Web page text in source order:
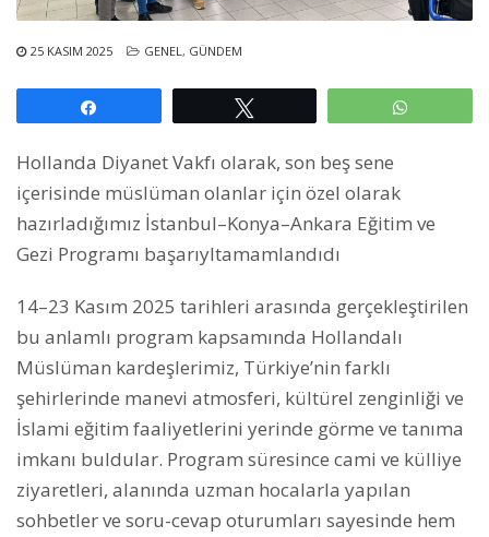
25 KASIM 2025 GENEL, GÜNDEM
Hollanda Diyanet Vakfı olarak, son beş sene
içerisinde müslüman olanlar için özel olarak
hazırladığımız İstanbul–Konya–Ankara Eğitim ve
Gezi Programı başarıyltamamlandıdı
14–23 Kasım 2025 tarihleri arasında gerçekleştirilen
bu anlamlı program kapsamında Hollandalı
Müslüman kardeşlerimiz, Türkiye’nin farklı
şehirlerinde manevi atmosferi, kültürel zenginliği ve
İslami eğitim faaliyetlerini yerinde görme ve tanıma
imkanı buldular. Program süresince cami ve külliye
ziyaretleri, alanında uzman hocalarla yapılan
sohbetler ve soru-cevap oturumları sayesinde hem